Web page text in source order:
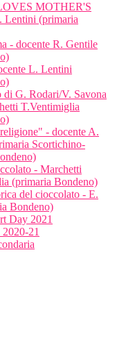
MOTHER'S
Lentini (primaria
- docente R. Gentile
L. Lentini
di G. Rodari/V. Savona
T.Ventimiglia
- docente A.
Scortichino-
- Marchetti
(primaria Bondeno)
del cioccolato - E.
Bondeno)
Day 2021
21